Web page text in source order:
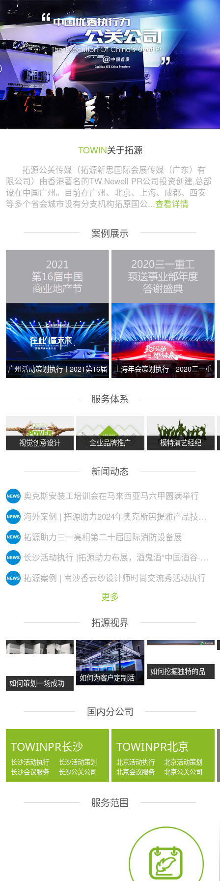
广州活动策划与执行公司 | 拓源策划
TOWIN关于拓源
拓源公关传媒（拓源新思国际会展传媒（广东）有
限公司）由香港著名的TW.Newell PR公司投资创建,总部
设在中国广州。目前在广州、北京、上海、成都、西安
等多个省会城市设有分支机构拓原国公...查看详情
案例展示
广州活动策划执行丨2021第16届
上海年会策划执行－2020三一重
服务体系
视觉创意设计 企业品牌推广 模特演艺经纪
新闻动态
奥克斯安装工培训会在马来西亚马六甲圆满举行
海外案例 | 拓源助力2024年奥克斯芭提雅产品技术培训会议圆满举行
拓源助力三一亮相第二十届国际消防设备展
长沙活动执行 |拓源助力布展，酒鬼酒“中国酒谷·湘西影像艺术展”落地
拓源案例 | 南沙香云纱设计师时尚交流秀活动执行
更多
拓源视界
如何策划一场成功
如何为客户定制活
如何挖掘独特的品
国内分公司
TOWINPR长沙
长沙活动执行
长沙活动策划
长沙会议服务
长沙公关公司
TOWINPR北京
北京活动执行
北京活动策划
北京会议服务
北京公关公司
服务范围